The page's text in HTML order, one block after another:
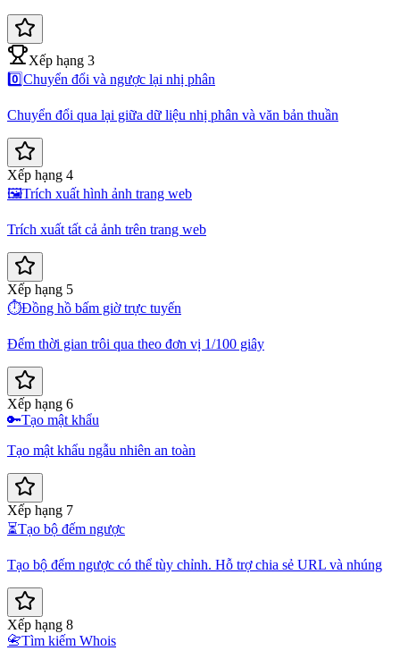
Xếp hạng 3
0️⃣Chuyển đổi và ngược lại nhị phân
Chuyển đổi qua lại giữa dữ liệu nhị phân và văn bản thuần
Xếp hạng 4
🖼️Trích xuất hình ảnh trang web
Trích xuất tất cả ảnh trên trang web
Xếp hạng 5
⏱️Đồng hồ bấm giờ trực tuyến
Đếm thời gian trôi qua theo đơn vị 1/100 giây
Xếp hạng 6
🔑Tạo mật khẩu
Tạo mật khẩu ngẫu nhiên an toàn
Xếp hạng 7
⏳Tạo bộ đếm ngược
Tạo bộ đếm ngược có thể tùy chỉnh. Hỗ trợ chia sẻ URL và nhúng
Xếp hạng 8
📇Tìm kiếm Whois